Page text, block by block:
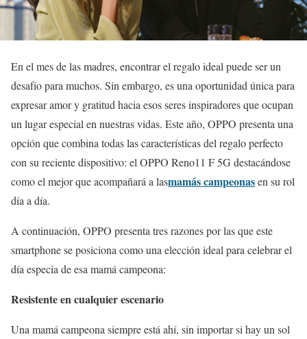
En el mes de las madres, encontrar el regalo ideal puede ser un
desafío para muchos. Sin embargo, es una oportunidad única para
expresar amor y gratitud hacia esos seres inspiradores que ocupan
un lugar especial en nuestras vidas. Este año, OPPO presenta una
opción que combina todas las características del regalo perfecto
con su reciente dispositivo: el OPPO Reno11 F 5G destacándose
como el mejor que acompañará a lasmamás campeonasen su rol
día a día.
A continuación, OPPO presenta tres razones por las que este
smartphone se posiciona como una elección ideal para celebrar el
día especia de esa mamá campeona:
Resistente en cualquier escenario
Una mamá campeona siempre está ahí, sin importar si hay un sol